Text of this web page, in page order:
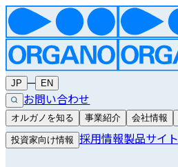
JP ─ EN
お問い合わせ
オルガノを知る 事業紹介 会社情報
投資家向け情報 採用情報製品サイト